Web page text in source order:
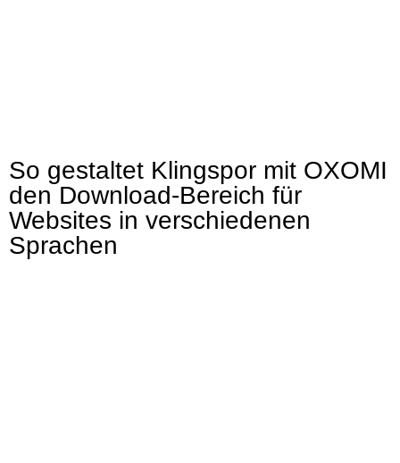
So gestaltet Klingspor mit OXOMI
den Download-Bereich für
Websites in verschiedenen
Sprachen